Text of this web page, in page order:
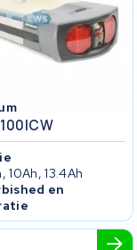
10Ah, 13.4Ah
en